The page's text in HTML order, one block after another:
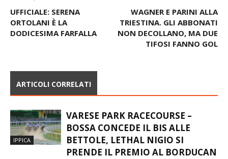
UFFICIALE: SERENA
ORTOLANI È LA
DODICESIMA FARFALLA
WAGNER E PARINI ALLA
TRIESTINA. GLI ABBONATI
NON DECOLLANO, MA DUE
TIFOSI FANNO GOL
ARTICOLI CORRELATI
IPPICA
VARESE PARK RACECOURSE –
BOSSA CONCEDE IL BIS ALLE
BETTOLE, LETHAL NIGIO SI
PRENDE IL PREMIO AL BORDUCAN